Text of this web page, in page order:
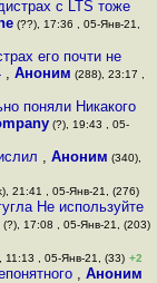
с LTS тоже
(??), 17:36 , 05-Янв-21,
его почти не
, Аноним (288), 23:17 ,
поняли Никакого
(?), 19:43 , 05-
,Аноним (340),
21:41 , 05-Янв-21, (276)
Не используйте
(?), 17:08 , 05-Янв-21, (203)
11:13 , 05-Янв-21, (33) +2
, Аноним